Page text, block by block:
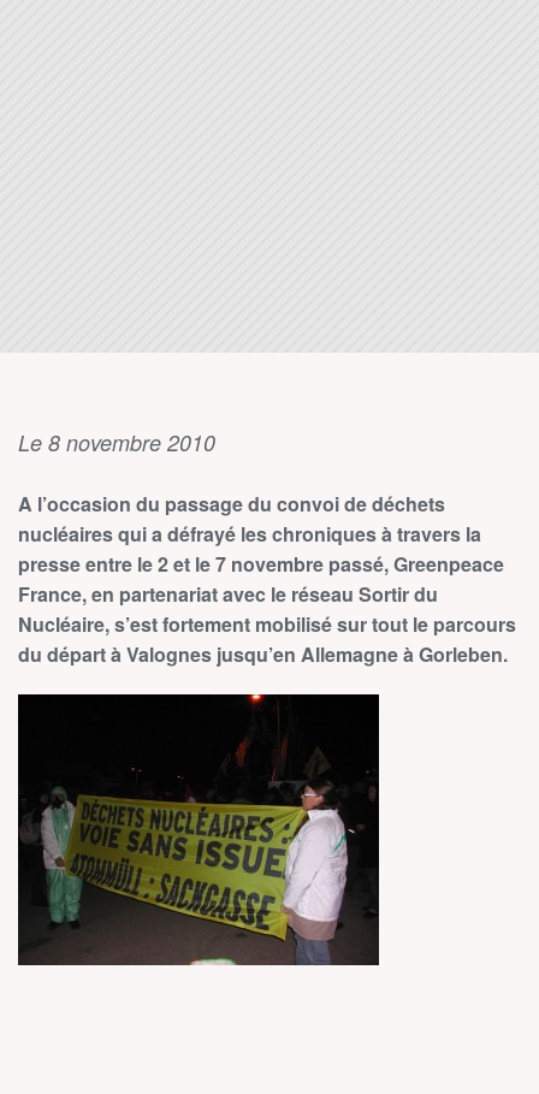
Le 8 novembre 2010
A l’occasion du passage du convoi de déchets
nucléaires qui a défrayé les chroniques à travers la
presse entre le 2 et le 7 novembre passé, Greenpeace
France, en partenariat avec le réseau Sortir du
Nucléaire, s’est fortement mobilisé sur tout le parcours
du départ à Valognes jusqu’en Allemagne à Gorleben.